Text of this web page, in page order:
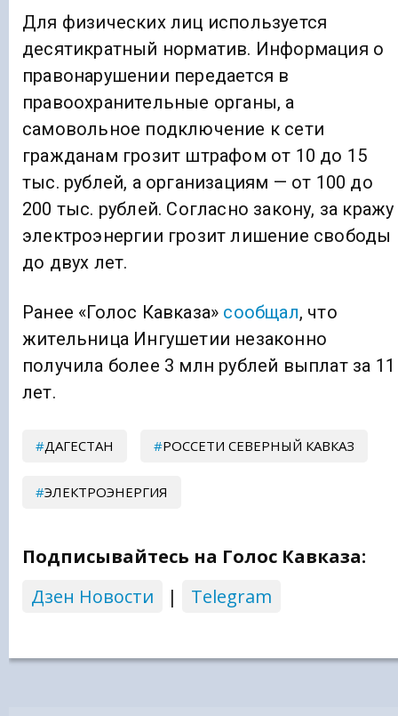
Для физических лиц используется
десятикратный норматив. Информация о
правонарушении передается в
правоохранительные органы, а
самовольное подключение к сети
гражданам грозит штрафом от 10 до 15
тыс. рублей, а организациям — от 100 до
200 тыс. рублей. Согласно закону, за кражу
электроэнергии грозит лишение свободы
до двух лет.
Ранее «Голос Кавказа» сообщал, что
жительница Ингушетии незаконно
получила более 3 млн рублей выплат за 11
лет.
ДАГЕСТАН РОССЕТИ СЕВЕРНЫЙ КАВКАЗ
ЭЛЕКТРОЭНЕРГИЯ
Подписывайтесь на Голос Кавказа:
Дзен Новости
| Telegram